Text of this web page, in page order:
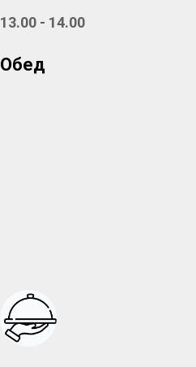
13.00 - 14.00
Обед